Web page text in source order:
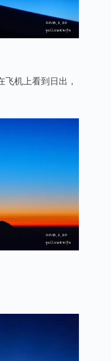
机上看到日出，